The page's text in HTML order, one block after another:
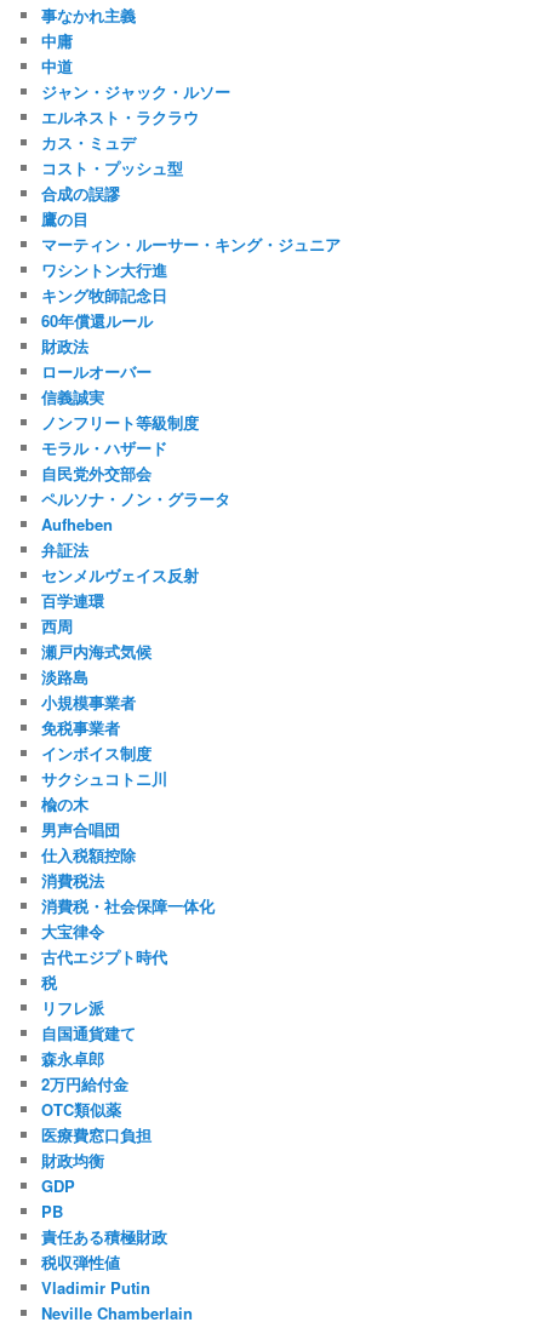
事なかれ主義
中庸
中道
ジャン・ジャック・ルソー
エルネスト・ラクラウ
カス・ミュデ
コスト・プッシュ型
合成の誤謬
鷹の目
マーティン・ルーサー・キング・ジュニア
ワシントン大行進
キング牧師記念日
60年償還ルール
財政法
ロールオーバー
信義誠実
ノンフリート等級制度
モラル・ハザード
自民党外交部会
ペルソナ・ノン・グラータ
Aufheben
弁証法
センメルヴェイス反射
百学連環
西周
瀬戸内海式気候
淡路島
小規模事業者
免税事業者
インボイス制度
サクシュコトニ川
楡の木
男声合唱団
仕入税額控除
消費税法
消費税・社会保障一体化
大宝律令
古代エジプト時代
税
リフレ派
自国通貨建て
森永卓郎
2万円給付金
OTC類似薬
医療費窓口負担
財政均衡
GDP
PB
責任ある積極財政
税収弾性値
Vladimir Putin
Neville Chamberlain